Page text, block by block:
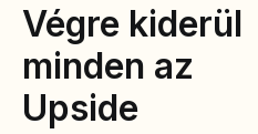
Végre kiderül
minden az
Upside